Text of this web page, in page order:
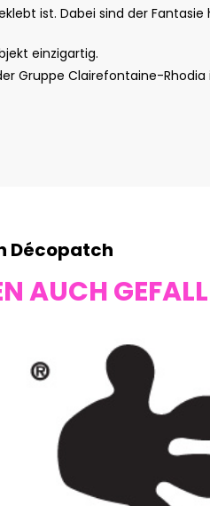
ist. Dabei sind der
einzigartig.
der Gruppe Clairefontaine-
Décopatch
AUCH